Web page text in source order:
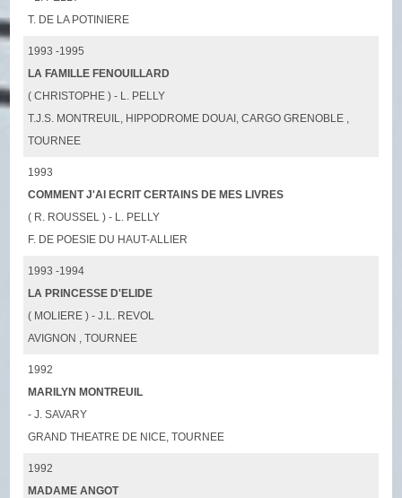
T. DE LA POTINIERE
1993 -1995
LA FAMILLE FENOUILLARD
( CHRISTOPHE ) - L. PELLY
T.J.S. MONTREUIL, HIPPODROME DOUAI, CARGO GRENOBLE ,
TOURNEE
1993
COMMENT J'AI ECRIT CERTAINS DE MES LIVRES
( R. ROUSSEL ) - L. PELLY
F. DE POESIE DU HAUT-ALLIER
1993 -1994
LA PRINCESSE D'ELIDE
( MOLIERE ) - J.L. REVOL
AVIGNON , TOURNEE
1992
MARILYN MONTREUIL
- J. SAVARY
GRAND THEATRE DE NICE, TOURNEE
1992
MADAME ANGOT